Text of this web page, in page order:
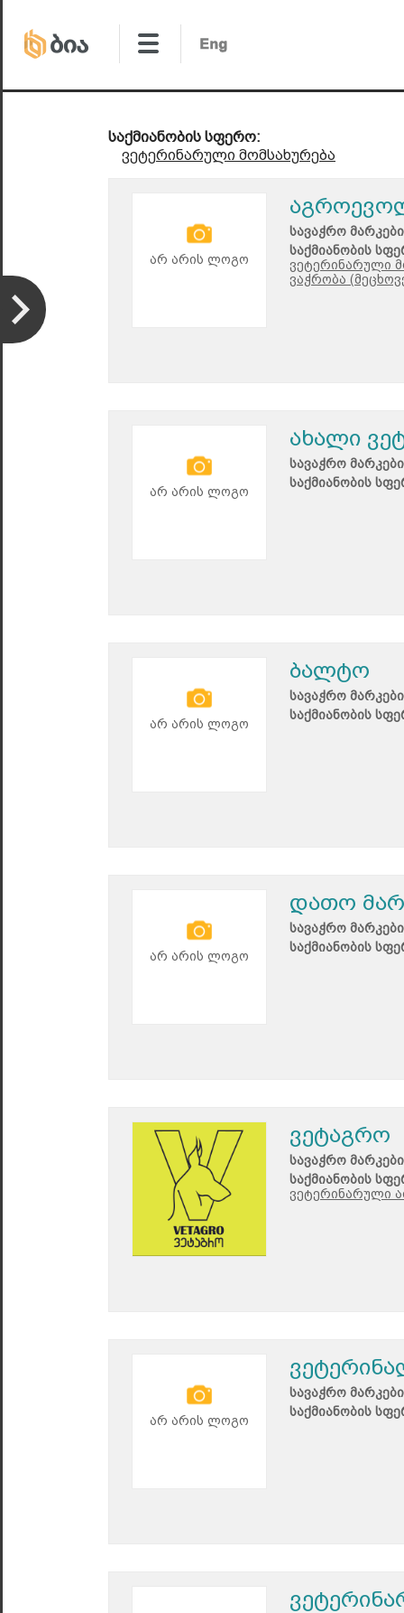
საქმიანობის სფერო:
ვეტერინარული მომსახურება
არ არის ლოგო
სავაჭრო
საქმიანობის
ვეტერინარული
ვაჭრობა
არ არის ლოგო
ახალი
სავაჭრო
საქმიანობის
არ არის ლოგო
ბალტო
სავაჭრო
საქმიანობის
არ არის ლოგო
დათო
სავაჭრო
საქმიანობის
ვეტაგრო
სავაჭრო
საქმიანობის
ვეტერინარული
არ არის ლოგო
სავაჭრო
საქმიანობის